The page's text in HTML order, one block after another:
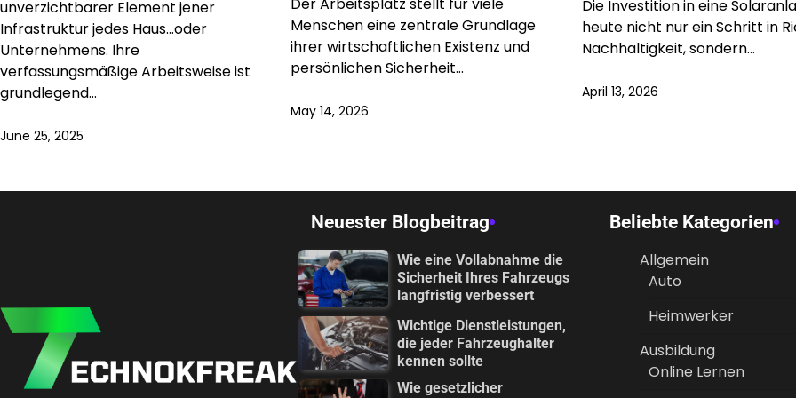
unverzichtbarer Element jener
Infrastruktur jedes Haus…oder
Unternehmens. Ihre
verfassungsmäßige Arbeitsweise ist
grundlegend…
June 25, 2025
Menschen eine zentrale Grundlage
ihrer wirtschaftlichen Existenz und
persönlichen Sicherheit…
May 14, 2026
Die Investition in eine
heute nicht nur ein Schritt in
Nachhaltigkeit, sondern…
April 13, 2026
Neuester Blogbeitrag
Wie eine Vollabnahme die
Sicherheit Ihres Fahrzeugs
langfristig verbessert
Wichtige Dienstleistungen,
die jeder Fahrzeughalter
kennen sollte
Wie gesetzlicher
Beliebte Kategorien
Allgemein
Auto
Heimwerker
Ausbildung
Online Lernen